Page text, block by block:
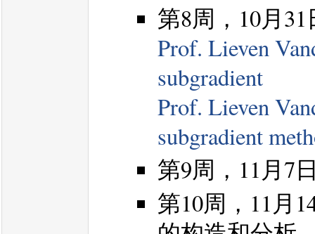
第8周，10月
Prof. Lieven
subgradient
Prof. Lieven
subgradient
第9周，11月7
第10周，11月